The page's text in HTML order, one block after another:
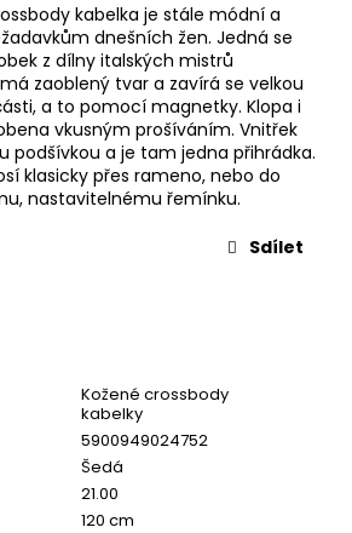
kabelka je stále módní a
dnešních žen. Jedná se
z dílny italských mistrů
zaoblený tvar a zavírá se velkou
a to pomocí magnetky. Klopa i
vkusným prošíváním. Vnitřek
podšívkou a je tam jedna přihrádka.
klasicky přes rameno, nebo do
nastavitelnému řemínku.
Sdílet
Kožené crossbody
kabelky
5900949024752
Šedá
21.00
120 cm